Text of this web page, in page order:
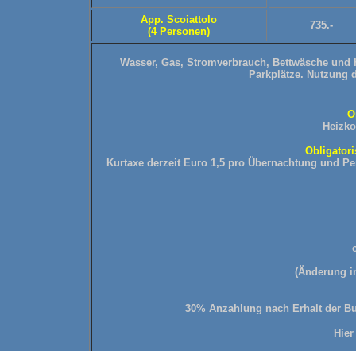
App. Scoiattolo
(4 Personen)
735.-
Wasser, Gas, Stromverbrauch, Bettwäsche
Parkplätze. Nutzung
Kurtaxe derzeit Euro 1,5 pro Übernachtung und
(Änderung
30% Anzahlung nach Erhalt der